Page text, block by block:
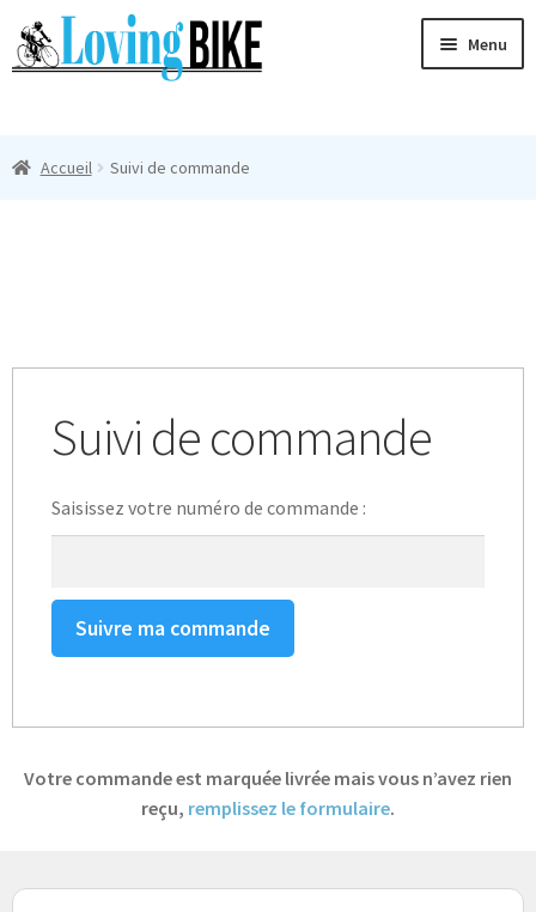
Aller
à
la
Aller
au
contenu
Menu
Manches Courtes
T-Shirts
Accessoires
Accueil Suivi de commande
Suivi de commande
Saisissez votre numéro de commande :
Votre commande est marquée livrée mais vous n’avez rien
reçu, remplissez le formulaire.